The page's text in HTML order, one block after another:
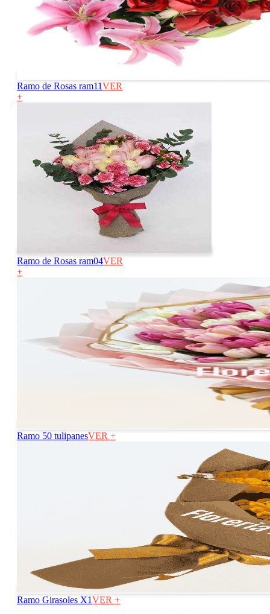
Ramo de Rosas ram11VER
+
Ramo de Rosas ram04VER
+
Ramo 50 tulipanesVER +
Ramo Girasoles X1VER +